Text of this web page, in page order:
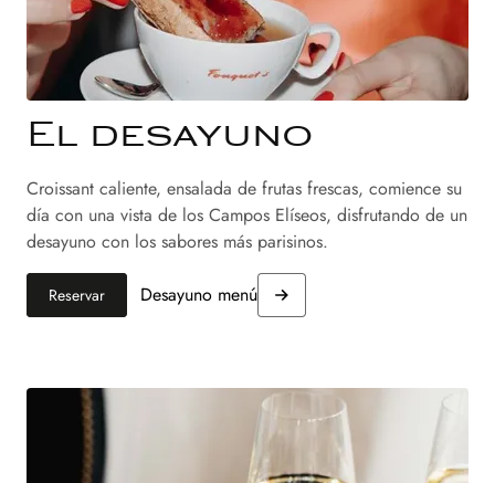
El desayuno
Croissant caliente, ensalada de frutas frescas, comience su
día con una vista de los Campos Elíseos, disfrutando de un
desayuno con los sabores más parisinos.
Reservar Desayuno menú